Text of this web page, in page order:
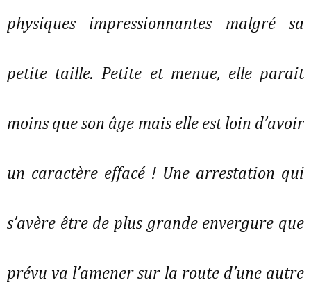
physiques impressionnantes malgré sa
petite taille. Petite et menue, elle parait
moins que son âge mais elle est loin d’avoir
un caractère effacé ! Une arrestation qui
s’avère être de plus grande envergure que
prévu va l’amener sur la route d’une autre